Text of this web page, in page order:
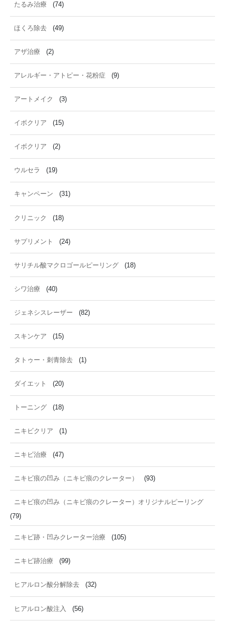
たるみ治療 (74)
ほくろ除去 (49)
アザ治療 (2)
アレルギー・アトピー・花粉症 (9)
アートメイク (3)
イボクリア (15)
イボクリア (2)
ウルセラ (19)
キャンペーン (31)
クリニック (18)
サプリメント (24)
サリチル酸マクロゴールピーリング (18)
シワ治療 (40)
ジェネシスレーザー (82)
スキンケア (15)
タトゥー・刺青除去 (1)
ダイエット (20)
トーニング (18)
ニキビクリア (1)
ニキビ治療 (47)
ニキビ痕の凹み（ニキビ痕のクレーター） (93)
ニキビ痕の凹み（ニキビ痕のクレーター）オリジナルピーリング
(79)
ニキビ跡・凹みクレーター治療 (105)
ニキビ跡治療 (99)
ヒアルロン酸分解除去 (32)
ヒアルロン酸注入 (56)